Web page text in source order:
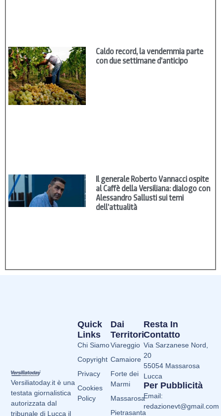
Caldo record, la vendemmia parte
con due settimane d’anticipo
Il generale Roberto Vannacci ospite
al Caffè della Versiliana: dialogo con
Alessandro Sallusti sui temi
dell’attualità
Versiliatoday.it è una
testata giornalistica
autorizzata dal
tribunale di Lucca il
Dai
Territori
Viareggio
Camaiore
Forte dei
Marmi
Massarosa
Pietrasanta
Quick
Links
Chi Siamo
Copyright
Privacy
Cookies
Policy
Resta In
Contatto
Via Sarzanese Nord,
20
55054 Massarosa
Lucca
Per Pubblicità
Email:
redazionevt@gmail.com